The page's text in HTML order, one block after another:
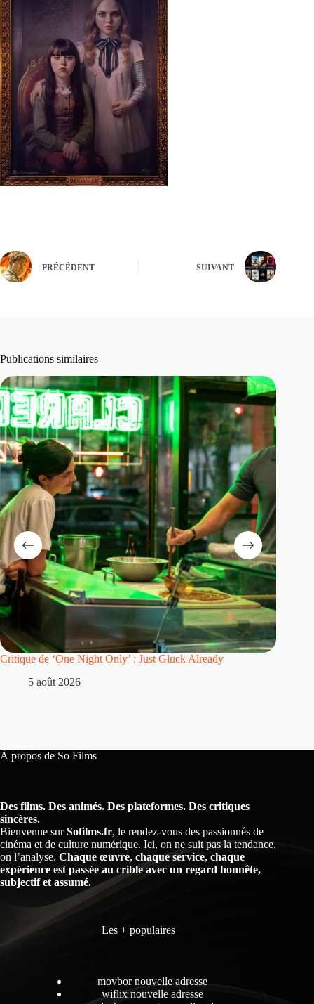
PRÉCÉDENT SUIVANT
Publications similaires
Critique de ‘One Night Only’ : Just Gluck Already
5 août 2026
À propos de So Films
Des films. Des animés. Des plateformes. Des critiques
sincères.
Bienvenue surSofilms.fr, le rendez-vous des passionnés de
cinéma et de culture numérique. Ici, on ne suit pas la tendance,
on l’analyse. Chaque œuvre, chaque service, chaque
expérience est passée au crible avec un regard honnête,
subjectif et assumé.
Les + populaires
movbor nouvelle adresse
wiflix nouvelle adresse